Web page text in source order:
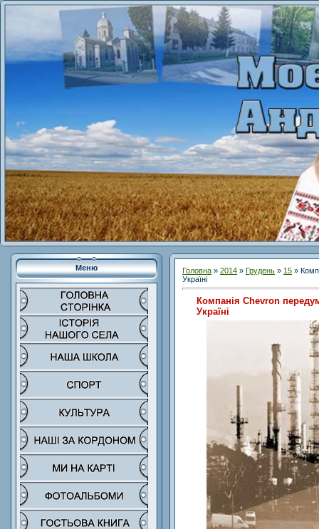
Меню Головна » 2014 » Грудень » 15 »
Україні
Компанія Chevron
Україні